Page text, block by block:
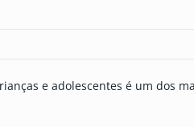
e adolescentes é um dos